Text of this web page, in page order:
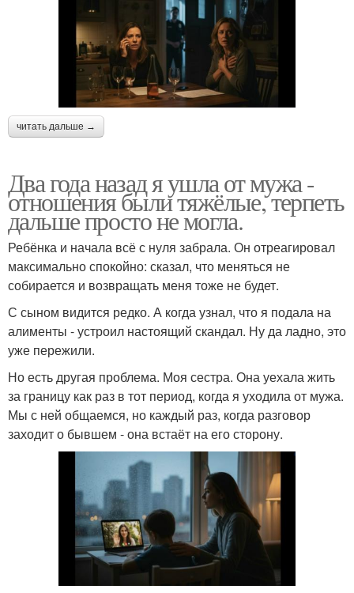
читать дальше →
Два года назад я ушла от мужа -
отношения были тяжёлые, терпеть
дальше просто не могла.
Ребёнка и начала всё с нуля забрала. Он отреагировал
максимально спокойно: сказал, что меняться не
собирается и возвращать меня тоже не будет.
С сыном видится редко. А когда узнал, что я подала на
алименты - устроил настоящий скандал. Ну да ладно, это
уже пережили.
Но есть другая проблема. Моя сестра. Она уехала жить
за границу как раз в тот период, когда я уходила от мужа.
Мы с ней общаемся, но каждый раз, когда разговор
заходит о бывшем - она встаёт на его сторону.